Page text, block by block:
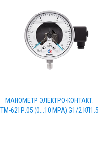
МАНОМЕТР ЭЛЕКТРО-КОНТАКТ.
ТМ-621Р.05 (0...10 МРА) G1/2 КЛ1.5